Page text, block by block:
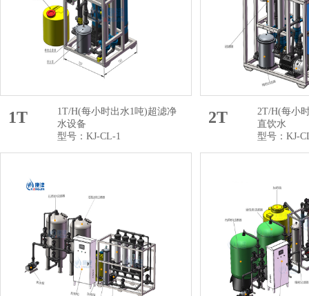
1T
1T/H(每小时出水1吨)超滤净
水设备
型号：KJ-CL-1
2T
2T/H(每小
直饮水
型号：KJ-